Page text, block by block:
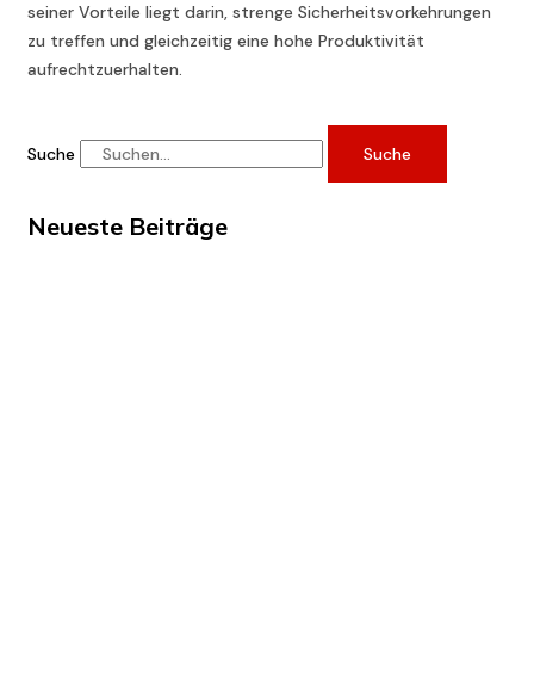
seiner Vorteile liegt darin, strenge Sicherheitsvorkehrungen
zu treffen und gleichzeitig eine hohe Produktivität
aufrechtzuerhalten.
Suche Suche
Neueste Beiträge